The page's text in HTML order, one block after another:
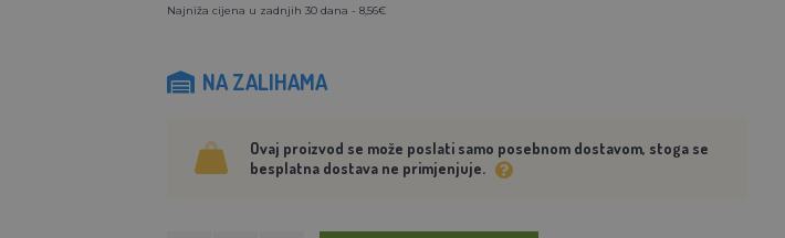
Najniža cijena u zadnjih 30 dana - 8,56€
NA ZALIHAMA
Ovaj proizvod se može poslati samo posebnom dostavom, stoga se
besplatna dostava ne primjenjuje.